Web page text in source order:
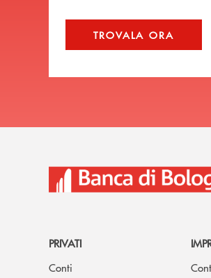
TROVALA ORA
PRIVATI
Conti